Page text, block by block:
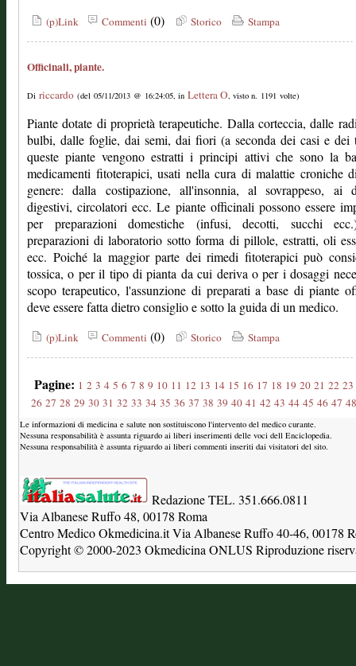
(p)Link Commenti (0) Storico Stampa
Officinali, piante.
Di riccardo (del 05/11/2013 @ 16:24:05, in Lettera O, visto n. 1191 volte)
Piante dotate di proprietà terapeutiche. Dalla corteccia, dalle
bulbi, dalle foglie, dai semi, dai fiori (a seconda dei casi e
queste piante vengono estratti i principi attivi che sono la
medicamenti fitoterapici, usati nella cura di malattie croniche
genere: dalla costipazione, all'insonnia, al sovrappeso, ai
digestivi, circolatori ecc. Le piante officinali possono essere
per preparazioni domestiche (infusi, decotti, succhi
preparazioni di laboratorio sotto forma di pillole, estratti, oli
ecc. Poiché la maggior parte dei rimedi fitoterapici può
tossica, o per il tipo di pianta da cui deriva o per i dosaggi
scopo terapeutico, l'assunzione di preparati a base di piante
deve essere fatta dietro consiglio e sotto la guida di un medico.
(p)Link Commenti (0) Storico Stampa
Pagine: 1 2 3 4 5 6 7 8 9 10 11 12 13 14 15 16 17 18 19 20 21 22 23
26 27 28 29 30 31 32 33 34 35 36 37 38 39 40 41 42 43 44 45 46 47 48
Le informazioni di medicina e salute non sostituiscono l'intervento del medico curante.
Nessuna responsabilità è assunta riguardo ai liberi inserimenti delle voci dell Enciclopedia.
Nessuna responsabilità è assunta riguardo ai liberi commenti inseriti dai visitatori del sito.
Redazione TEL. 351.666.0811
Via Albanese Ruffo 48, 00178 Roma
Centro Medico Okmedicina.it Via Albanese Ruffo 40-46, 00178
Copyright © 2000-2023 Okmedicina ONLUS Riproduzione